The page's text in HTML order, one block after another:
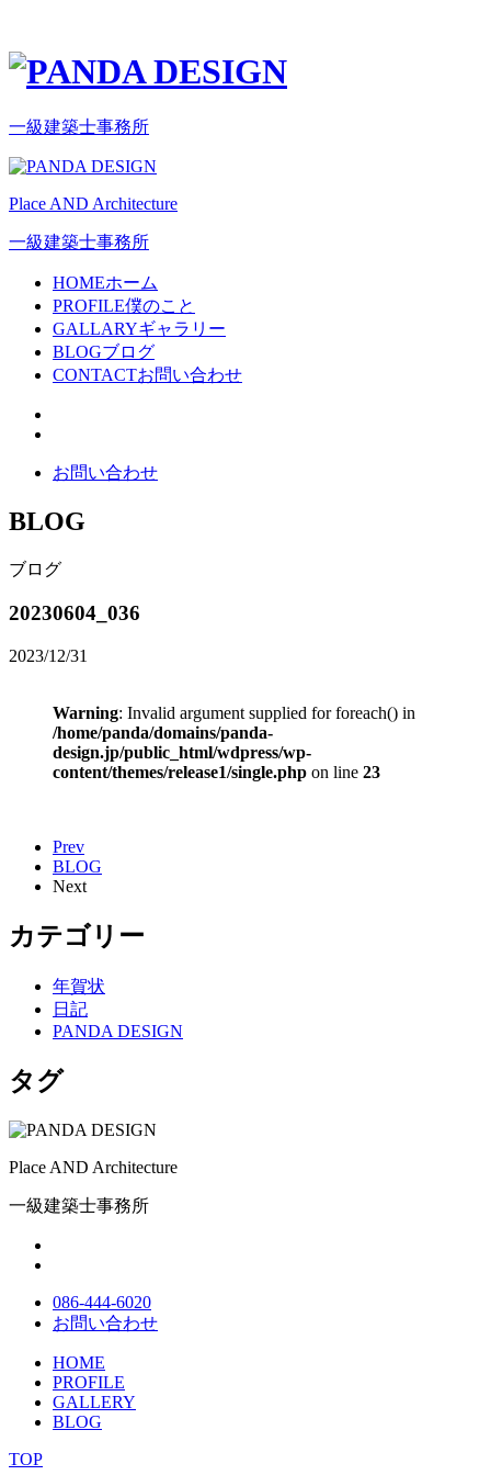
一級建築士事務所
Place AND Architecture
一級建築士事務所
HOMEホーム
PROFILE僕のこと
GALLARYギャラリー
BLOGブログ
CONTACTお問い合わせ
お問い合わせ
BLOG
ブログ
20230604_036
2023/12/31
Warning: Invalid argument supplied for foreach() in
/home/panda/domains/panda-
design.jp/public_html/wdpress/wp-
content/themes/release1/single.php on line 23
Prev
BLOG
Next
カテゴリー
年賀状
日記
PANDA DESIGN
タグ
Place AND Architecture
一級建築士事務所
086-444-6020
お問い合わせ
HOME
PROFILE
GALLERY
BLOG
TOP